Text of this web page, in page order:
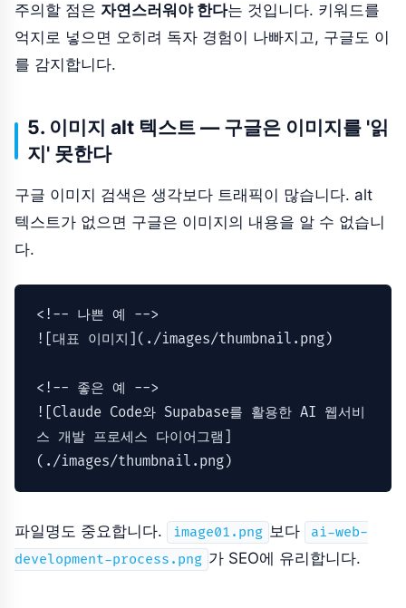
주의할 점은 자연스러워야 한다는 것입니다. 키워드를
억지로 넣으면 오히려 독자 경험이 나빠지고, 구글도 이
를 감지합니다.
5. 이미지 alt 텍스트 — 구글은 이미지를 '읽
지' 못한다
구글 이미지 검색은 생각보다 트래픽이 많습니다. alt
텍스트가 없으면 구글은 이미지의 내용을 알 수 없습니
다.
<!-- 나쁜 예 -->
![ 대표 이미지 ]( ./images/thumbnail.png)
<!-- 좋은 예 -->
![ Claude Code와 Supabase를 활용한 AI 웹서비
스 개발 프로세스 다이어그램
( ./images/thumbnail.png)
파일명도 중요합니다. image01.png 보다
ai-web-
development-process.png 가 SEO에 유리합니다.